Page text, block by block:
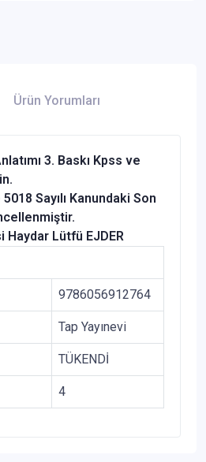
Ürün Yorumları
3. Baskı Kpss ve
Sayılı Kanundaki Son
Haydar Lütfü EJDER
9786056912764
Tap Yayınevi
TÜKENDİ
4